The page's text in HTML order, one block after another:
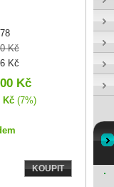
Kč
Kč
Kč
Kč (7%)
KOUPIT